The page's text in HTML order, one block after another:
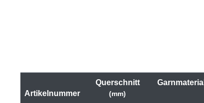
Artikelnummer
Querschnitt
(mm)
Garnmaterial